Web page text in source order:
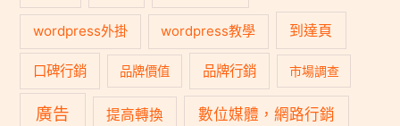
wordpress外掛 wordpress教學 到達頁
口碑行銷 品牌價值 品牌行銷 市場調查
廣告 提高轉換 數位媒體，網路行銷